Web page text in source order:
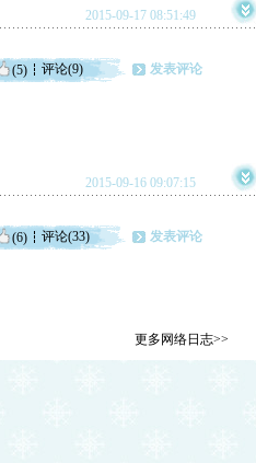
2015-09-17 08:51:49
(5) 评论(9) 发表评论
2015-09-16 09:07:15
(6) 评论(33) 发表评论
更多网络日志>>